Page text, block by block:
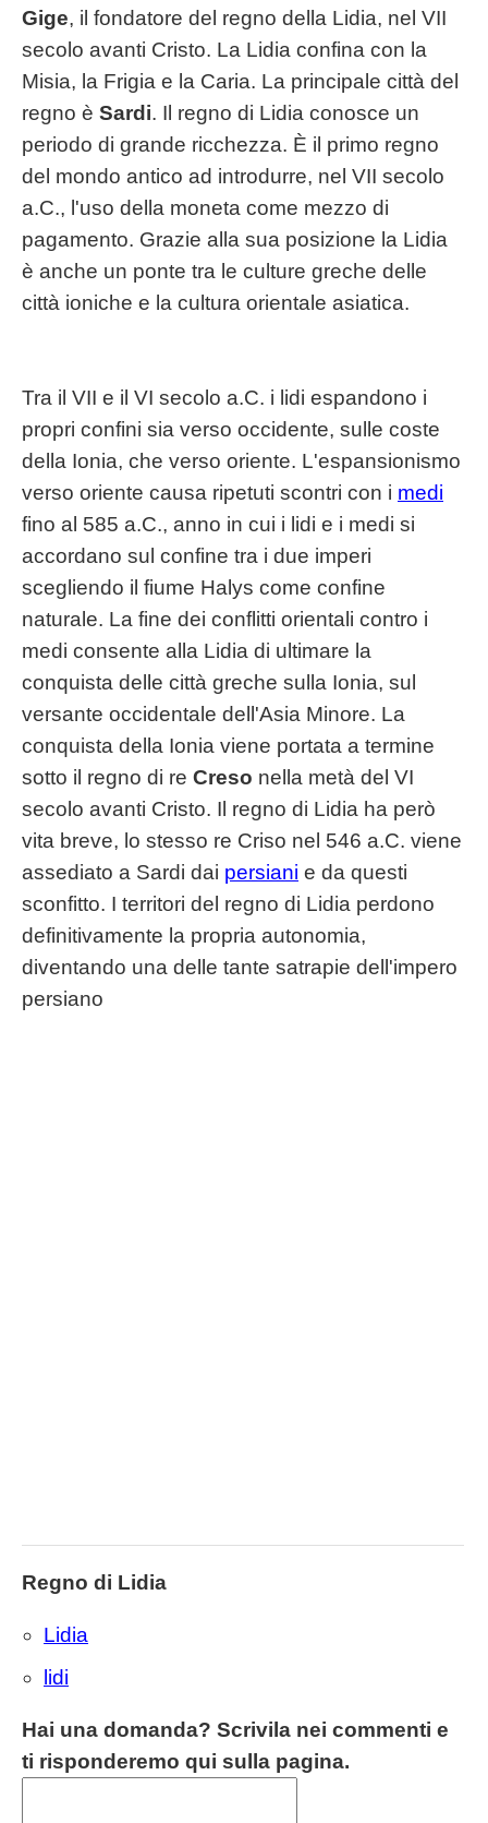
Gige, il fondatore del regno della Lidia, nel VII
secolo avanti Cristo. La Lidia confina con la
Misia, la Frigia e la Caria. La principale città del
regno è Sardi. Il regno di Lidia conosce un
periodo di grande ricchezza. È il primo regno
del mondo antico ad introdurre, nel VII secolo
a.C., l'uso della moneta come mezzo di
pagamento. Grazie alla sua posizione la Lidia
è anche un ponte tra le culture greche delle
città ioniche e la cultura orientale asiatica.
Tra il VII e il VI secolo a.C. i lidi espandono i
propri confini sia verso occidente, sulle coste
della Ionia, che verso oriente. L'espansionismo
verso oriente causa ripetuti scontri con i medi
fino al 585 a.C., anno in cui i lidi e i medi si
accordano sul confine tra i due imperi
scegliendo il fiume Halys come confine
naturale. La fine dei conflitti orientali contro i
medi consente alla Lidia di ultimare la
conquista delle città greche sulla Ionia, sul
versante occidentale dell'Asia Minore. La
conquista della Ionia viene portata a termine
sotto il regno di re Creso nella metà del VI
secolo avanti Cristo. Il regno di Lidia ha però
vita breve, lo stesso re Criso nel 546 a.C. viene
assediato a Sardi dai persiani e da questi
sconfitto. I territori del regno di Lidia perdono
definitivamente la propria autonomia,
diventando una delle tante satrapie dell'impero
persiano
Regno di Lidia
Lidia
lidi
Hai una domanda? Scrivila nei commenti e
ti risponderemo qui sulla pagina.